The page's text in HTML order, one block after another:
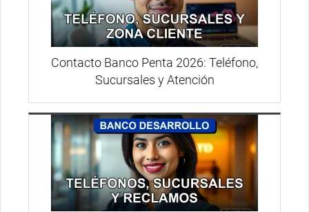
Contacto Banco Penta 2026: Teléfono,
Sucursales y Atención